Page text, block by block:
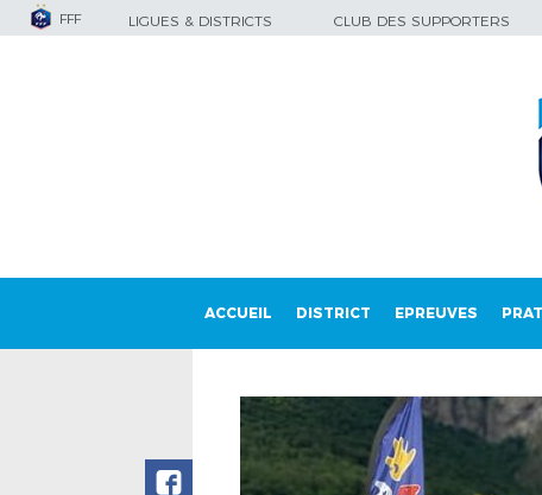
FFF LIGUES & DISTRICTS CLUB DES SUPPORTERS
ACCUEIL DISTRICT EPREUVES